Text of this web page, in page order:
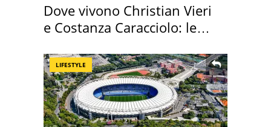
Dove vivono Christian Vieri
e Costanza Caracciolo: le
LIFESTYLE